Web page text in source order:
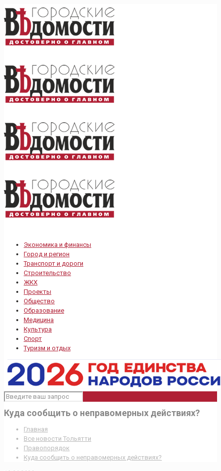
Экономика и финансы
Город и регион
Транспорт и дороги
Строительство
ЖКХ
Проекты
Общество
Образование
Медицина
Культура
Спорт
Туризм и отдых
Куда сообщить о неправомерных действиях?
Главная
Все новости Тольятти
Правопорядок
Куда сообщить о неправомерных действиях?